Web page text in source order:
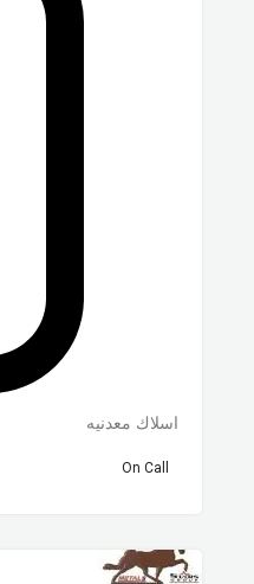
اسلاك معدنيه
On Call